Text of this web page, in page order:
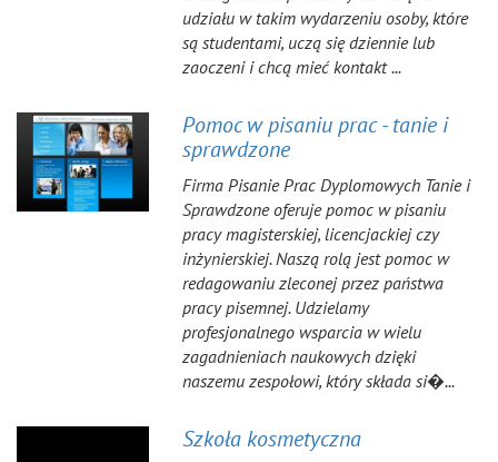
udziału w takim wydarzeniu osoby, które
są studentami, uczą się dziennie lub
zaoczeni i chcą mieć kontakt ...
Pomoc w pisaniu prac - tanie i
sprawdzone
Firma Pisanie Prac Dyplomowych Tanie i
Sprawdzone oferuje pomoc w pisaniu
pracy magisterskiej, licencjackiej czy
inżynierskiej. Naszą rolą jest pomoc w
redagowaniu zleconej przez państwa
pracy pisemnej. Udzielamy
profesjonalnego wsparcia w wielu
zagadnieniach naukowych dzięki
naszemu zespołowi, który składa si�...
Szkoła kosmetyczna